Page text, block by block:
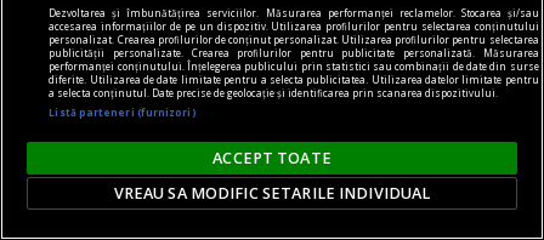
Întoarcerea teologiei
la elementele esențiale
Cu privire la teologie, ați avut
o poziție foarte clară,
formulată cu ajutorul a patru
noțiuni care încep fiecare cu
termenul solus (lat. „singur“).
Dezvoltarea și îmbunătățirea serviciilor. Măsurarea performanței reclamelor. Stocarea și/sau
accesarea informațiilor de pe un dispozitiv. Utilizarea profilurilor pentru selectarea conținutului
personalizat. Crearea profilurilor de conținut personalizat. Utilizarea profilurilor pentru selectarea
publicității personalizate. Crearea profilurilor pentru publicitate personalizată. Măsurarea
performanței conținutului. Înțelegerea publicului prin statistici sau combinații de date din surse
diferite. Utilizarea de date limitate pentru a selecta publicitatea. Utilizarea datelor limitate pentru
a selecta conținutul. Date precise de geolocație și identificarea prin scanarea dispozitivului.
Listă parteneri (furnizori)
ACCEPT TOATE
VREAU SA MODIFIC SETARILE INDIVIDUAL